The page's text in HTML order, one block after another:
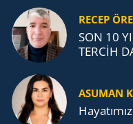
RECEP
SON 10
TERCİH
ASUMAN